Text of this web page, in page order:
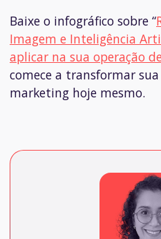
Baixe o infográfico sobre “
Imagem e Inteligência
aplicar na sua operação
comece a transformar
marketing hoje mesmo.